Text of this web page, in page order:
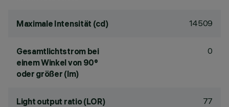
Maximale Intensität (cd) 14509
Gesamtlichtstrom bei
einem Winkel von 90°
oder größer (lm)
0
Light output ratio (LOR) 77